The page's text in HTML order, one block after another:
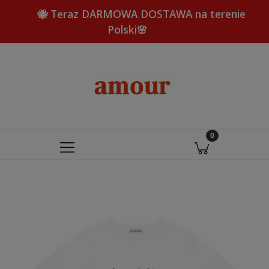
🐝 Teraz DARMOWA DOSTAWA na terenie
Polski🌸